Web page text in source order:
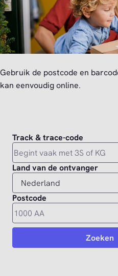
Gebruik de postcode en
kan eenvoudig online.